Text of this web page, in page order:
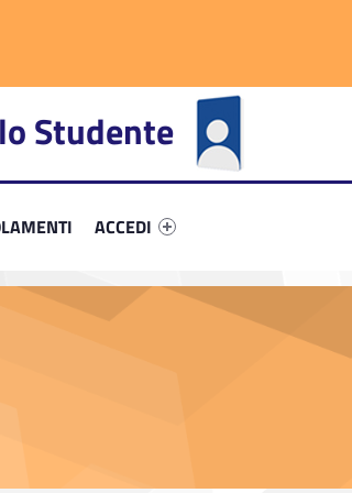
Studente
28876-66
#link-menu-primary-37015-72
Link identifier #link-menu-
ACCEDI